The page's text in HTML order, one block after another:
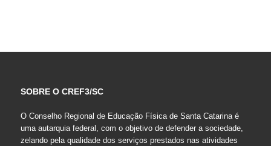
SOBRE O CREF3/SC
O Conselho Regional de Educação Física de Santa Catarina é
uma autarquia federal, com o objetivo de defender a sociedade,
zelando pela qualidade dos serviços prestados nas atividades